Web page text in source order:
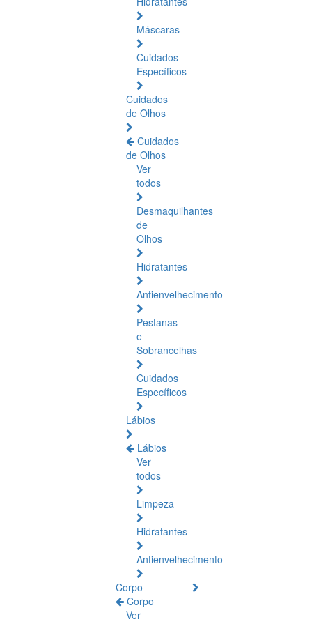
Máscaras
Cuidados
Específicos
Cuidados
de Olhos
Cuidados
de Olhos
Ver
todos
Desmaquilhantes
de
Olhos
Hidratantes
Antienvelhecimento
Pestanas
e
Sobrancelhas
Cuidados
Específicos
Lábios
Lábios
Ver
todos
Limpeza
Hidratantes
Antienvelhecimento
Corpo
Corpo
Ver